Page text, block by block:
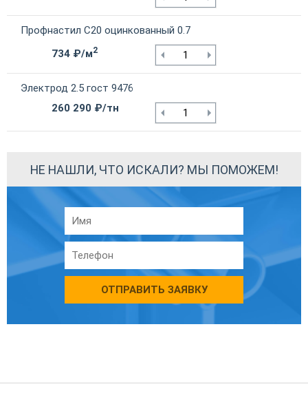
Профнастил С20 оцинкованный 0.7
734 ₽/м2
Электрод 2.5 гост 9476
260 290 ₽/тн
НЕ НАШЛИ, ЧТО ИСКАЛИ? МЫ ПОМОЖЕМ!
ОТПРАВИТЬ ЗАЯВКУ